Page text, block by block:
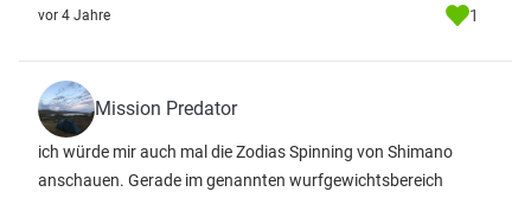
vor 4 Jahre 1
Mission Predator
ich würde mir auch mal die Zodias Spinning von Shimano
anschauen. Gerade im genannten wurfgewichtsbereich